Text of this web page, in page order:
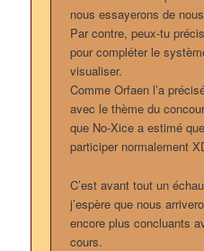
nous essayerons de
Par contre, peux-tu
pour compléter le
visualiser.
Comme Orfaen l’a
avec le thème du
que No-Xice a estimé
participer normalement
C’est avant tout un
j’espère que nous
encore plus concluants
cours.